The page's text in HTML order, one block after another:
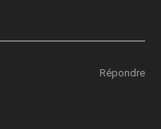
Répondre